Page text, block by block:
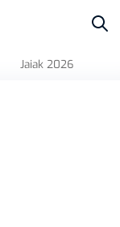
Jaiak 2026